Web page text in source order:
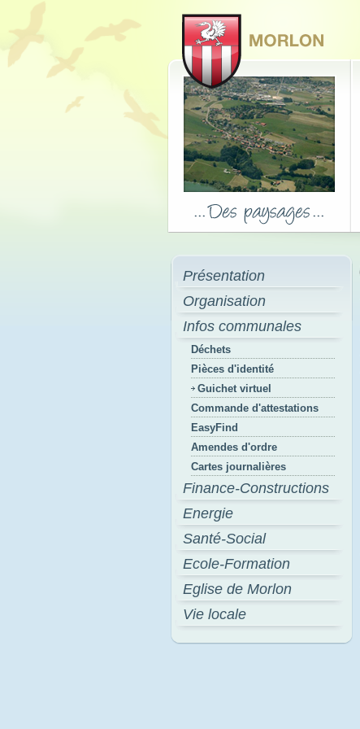
Présentation
Organisation
Infos communales
Déchets
Pièces d'identité
Guichet virtuel
Commande d'attestations
EasyFind
Amendes d'ordre
Cartes journalières
Finance-Constructions
Energie
Santé-Social
Ecole-Formation
Eglise de Morlon
Vie locale